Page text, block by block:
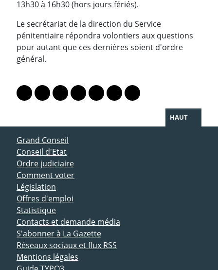
13h30 à 16h30 (hors jours fériés).
Le secrétariat de la direction du Service
pénitentiaire répondra volontiers aux questions
pour autant que ces dernières soient d'ordre
général.
Lien vers le profil Mastodon
Lien vers le profil Bluesky
Lien vers le profil Instagram
Lien vers le profil Linkedin
Lien vers le profil Facebook
Lien vers le profil Twitter
Partager par WhatsApp
HAUT
ACCÈS DIRECT
Grand Conseil
Conseil d'Etat
Ordre judiciaire
Comment voter
Législation
Offres d'emploi
Statistique
Contacts et demande média
S'abonner à La Gazette
Réseaux sociaux et flux RSS
Mentions légales